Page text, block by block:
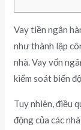
Vay tiền ngân
như thành lập
nhà. Vay vốn
kiểm soát biến
Tuy nhiên, điều
động của các